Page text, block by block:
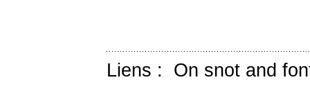
Liens : On snot and